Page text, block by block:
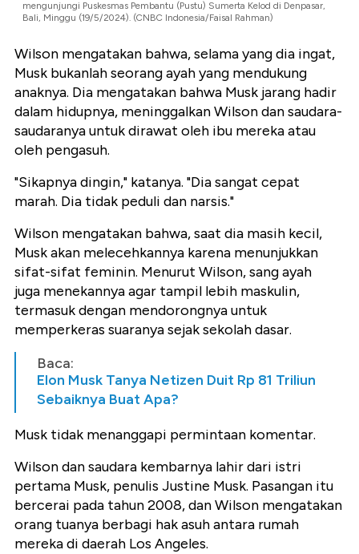
mengunjungi Puskesmas Pembantu (Pustu) Sumerta Kelod di Denpasar,
Bali, Minggu (19/5/2024). (CNBC Indonesia/Faisal Rahman)
Wilson mengatakan bahwa, selama yang dia ingat,
Musk bukanlah seorang ayah yang mendukung
anaknya. Dia mengatakan bahwa Musk jarang hadir
dalam hidupnya, meninggalkan Wilson dan saudara-
saudaranya untuk dirawat oleh ibu mereka atau
oleh pengasuh.
"Sikapnya dingin," katanya. "Dia sangat cepat
marah. Dia tidak peduli dan narsis."
Wilson mengatakan bahwa, saat dia masih kecil,
Musk akan melecehkannya karena menunjukkan
sifat-sifat feminin. Menurut Wilson, sang ayah
juga menekannya agar tampil lebih maskulin,
termasuk dengan mendorongnya untuk
memperkeras suaranya sejak sekolah dasar.
Baca:
Elon Musk Tanya Netizen Duit Rp 81 Triliun
Sebaiknya Buat Apa?
Musk tidak menanggapi permintaan komentar.
Wilson dan saudara kembarnya lahir dari istri
pertama Musk, penulis Justine Musk. Pasangan itu
bercerai pada tahun 2008, dan Wilson mengatakan
orang tuanya berbagi hak asuh antara rumah
mereka di daerah Los Angeles.